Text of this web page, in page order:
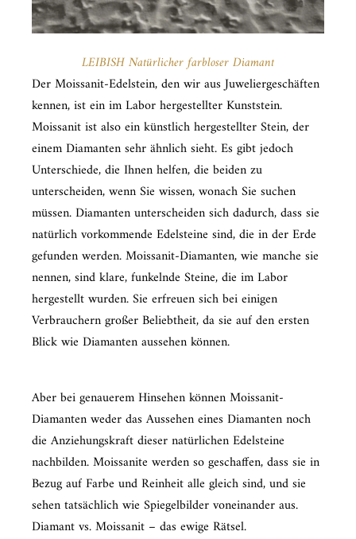
LEIBISH Natürlicher farbloser Diamant
Der Moissanit-Edelstein, den wir aus Juweliergeschäften
kennen, ist ein im Labor hergestellter Kunststein.
Moissanit ist also ein künstlich hergestellter Stein, der
einem Diamanten sehr ähnlich sieht. Es gibt jedoch
Unterschiede, die Ihnen helfen, die beiden zu
unterscheiden, wenn Sie wissen, wonach Sie suchen
müssen. Diamanten unterscheiden sich dadurch, dass sie
natürlich vorkommende Edelsteine ​​sind, die in der Erde
gefunden werden. Moissanit-Diamanten, wie manche sie
nennen, sind klare, funkelnde Steine, die im Labor
hergestellt wurden. Sie erfreuen sich bei einigen
Verbrauchern großer Beliebtheit, da sie auf den ersten
Blick wie Diamanten aussehen können.
Aber bei genauerem Hinsehen können Moissanit-
Diamanten weder das Aussehen eines Diamanten noch
die Anziehungskraft dieser natürlichen Edelsteine ​​
nachbilden. Moissanite werden so geschaffen, dass sie in
Bezug auf Farbe und Reinheit alle gleich sind, und sie
sehen tatsächlich wie Spiegelbilder voneinander aus.
Diamant vs. Moissanit – das ewige Rätsel.